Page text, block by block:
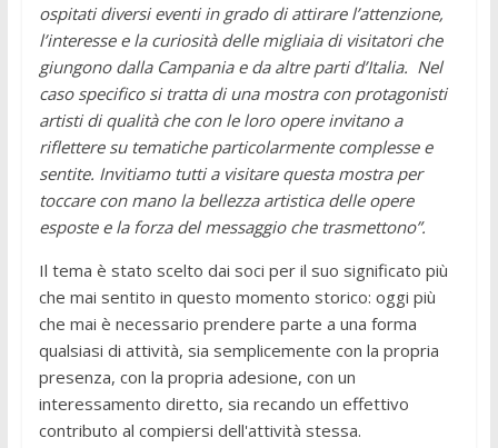
ospitati diversi eventi in grado di attirare l’attenzione,
l’interesse e la curiosità delle migliaia di visitatori che
giungono dalla Campania e da altre parti d’Italia. Nel
caso specifico si tratta di una mostra con protagonisti
artisti di qualità che con le loro opere invitano a
riflettere su tematiche particolarmente complesse e
sentite. Invitiamo tutti a visitare questa mostra per
toccare con mano la bellezza artistica delle opere
esposte e la forza del messaggio che trasmettono”.
Il tema è stato scelto dai soci per il suo significato più
che mai sentito in questo momento storico: oggi più
che mai è necessario prendere parte a una forma
qualsiasi di attività, sia semplicemente con la propria
presenza, con la propria adesione, con un
interessamento diretto, sia recando un effettivo
contributo al compiersi dell'attività stessa.